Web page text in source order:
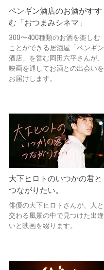
ペンギン酒店のお酒がすす
む「おつまみシネマ」
300〜400種類のお酒を楽しむ
ことができる居酒屋「ペンギン
酒店」を営む岡田六平さんが、
映画を通してお酒との出会いを
お届けします。
大下ヒロトのいつかの君と
つながりたい。
俳優の大下ヒロトさんが、人と
交わる風景の中で見つけた出逢
いと映画を綴ります。